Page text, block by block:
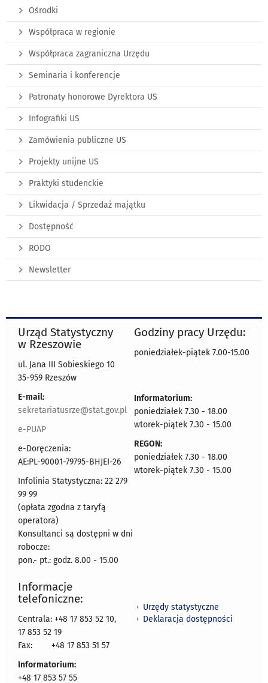
Ośrodki
Współpraca w regionie
Współpraca zagraniczna Urzędu
Seminaria i konferencje
Patronaty honorowe Dyrektora US
Infografiki US
Zamówienia publiczne US
Projekty unijne US
Praktyki studenckie
Likwidacja / Sprzedaż majątku
Dostępność
RODO
Newsletter
Urząd Statystyczny
w Rzeszowie
ul. Jana III Sobieskiego 10
35-959 Rzeszów
E-mail:
sekretariatusrze@stat.gov.pl
e-PUAP
e-Doręczenia:
AE:PL-90001-79795-BHJEI-26
Infolinia Statystyczna: 22 279
99 99
(opłata zgodna z taryfą
operatora)
Konsultanci są dostępni w dni
robocze:
pon.- pt.: godz. 8.00 - 15.00
Godziny pracy Urzędu:
poniedziałek-piątek 7.00-15.00
Informatorium:
poniedziałek 7.30 - 18.00
wtorek-piątek 7.30 - 15.00
REGON:
poniedziałek 7.30 - 18.00
wtorek-piątek 7.30 - 15.00
Informacje
telefoniczne:
Centrala: +48 17 853 52 10,
17 853 52 19
Fax:
+48 17 853 51 57
Informatorium:
+48 17 853 57 55
Urzędy statystyczne
Deklaracja dostępności